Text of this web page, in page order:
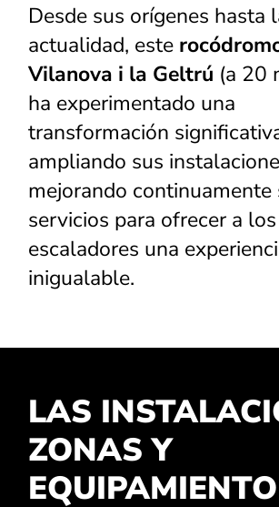
Desde sus orígenes hasta
actualidad, este
Vilanova i la Geltrú (a 20
ha experimentado una
transformación
ampliando sus
mejorando continuamente
servicios para ofrecer a los
escaladores una
inigualable.
LAS
ZONAS Y
mejorar la
funcionalidad
y la
estructura
del sitio web,
en función de
cómo se
web.
Experiencia
Para que
nuestro sitio
web funcione
algunas
funciones
desaparecerán
del sitio web.